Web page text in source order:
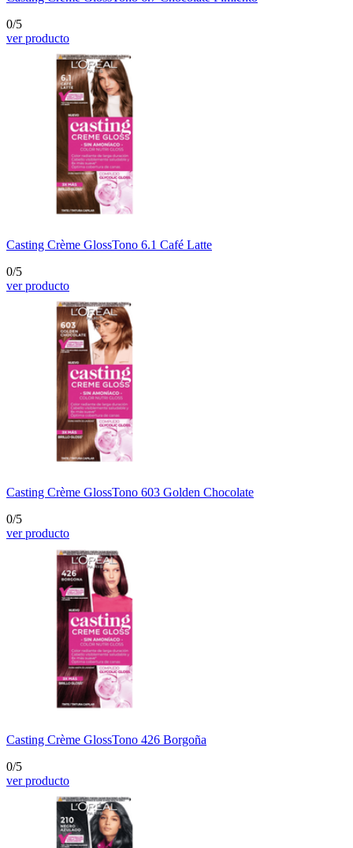
0/5
ver producto
Casting Crème GlossTono 6.1 Café Latte
0/5
ver producto
Casting Crème GlossTono 603 Golden Chocolate
0/5
ver producto
Casting Crème GlossTono 426 Borgoña
0/5
ver producto